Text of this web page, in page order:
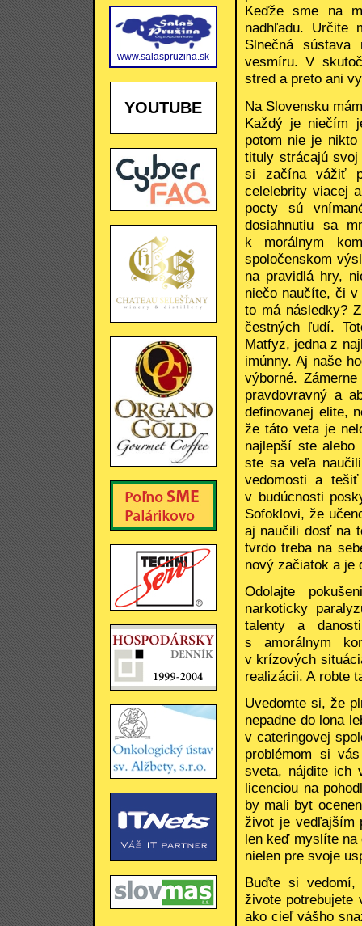
www.salaspruzina.sk
YOUTUBE
Keďže sme na
nadhľadu. Určite
Slnečná
vesmíru. V
stred a preto ani
Na Slovensku
Každý je niečím
potom nie je
tituly strácajú
si začína vážiť
celelebrity viacej
pocty sú
dosiahnutiu sa
k morálnym
spoločenskom
na pravidlá hry,
niečo naučíte, či
to má následky?
čestných ľudí.
Matfyz, jedna z
imúnny. Aj naše
výborné.
pravdovravný a
definovanej elite,
že táto veta je
najlepší ste
ste sa veľa
vedomosti a
v budúcnosti
Sofoklovi, že
aj naučili dosť na
tvrdo treba na
nový začiatok a
Odolajte
narkoticky
talenty a
s amorálnym
v krízových
realizácii. A robte
Uvedomte si, že
nepadne do lona
v cateringovej
problémom si
sveta, nájdite ich
licenciou na
by mali byt
život je vedľajším
len keď myslíte
nielen pre svoje
Buďte si vedomí,
živote
ako cieľ vášho